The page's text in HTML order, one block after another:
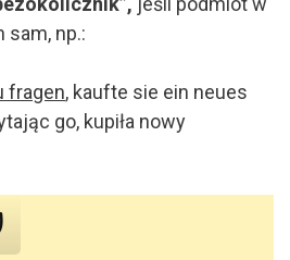
sam, np.:
fragen, kaufte sie ein neues
go, kupiła nowy